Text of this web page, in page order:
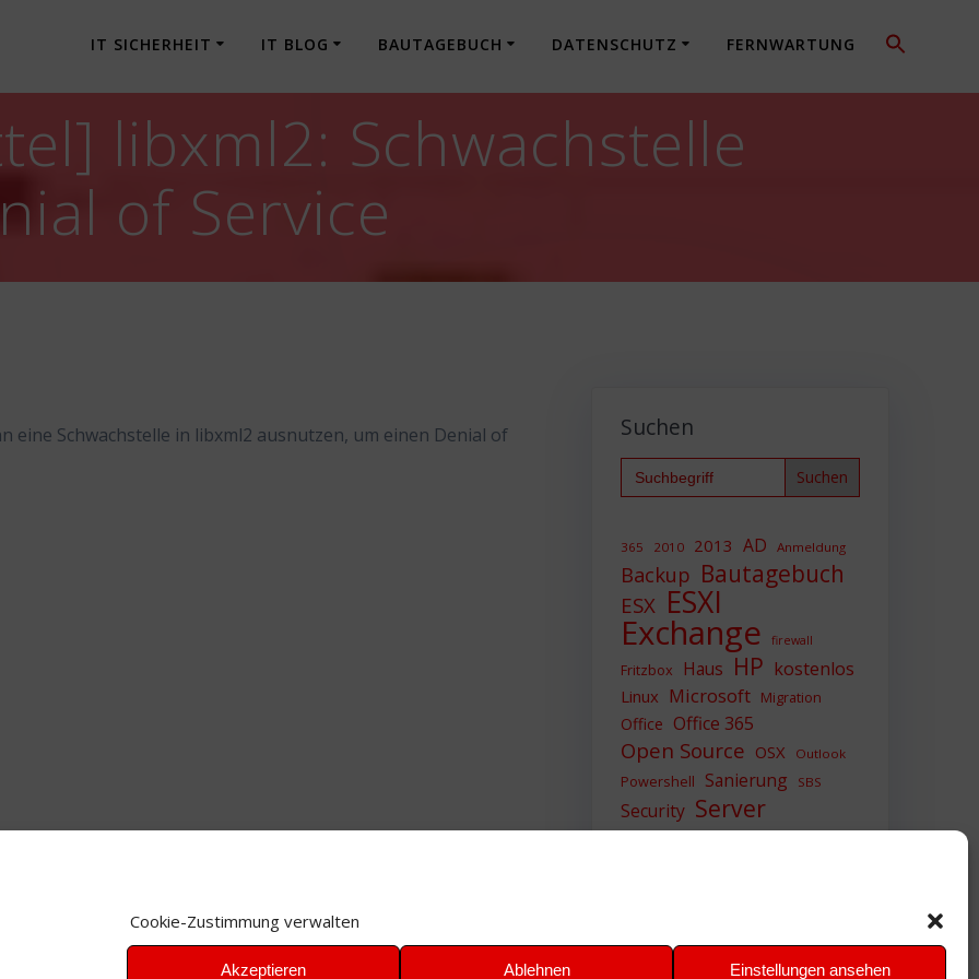
Cookie-Zustimmung verwalten
Akzeptieren Ablehnen Einstellungen ansehen
IT SICHERHEIT IT BLOG BAUTAGEBUCH DATENSCHUTZ FERNWARTUNG
libxml2: Schwachstelle
of Service
Schwachstelle in libxml2 ausnutzen, um einen Denial of
Suchen
Search
for:
365 2010 2013 AD Anmeldung
Backup Bautagebuch
ESX ESXI
Exchange firewall
Fritzbox Haus HP kostenlos
Linux Microsoft Migration
Office Office 365
Open Source OSX Outlook
Powershell Sanierung SBS
Security Server
Sicherheit SIEM
VMWare VPN WAZUH